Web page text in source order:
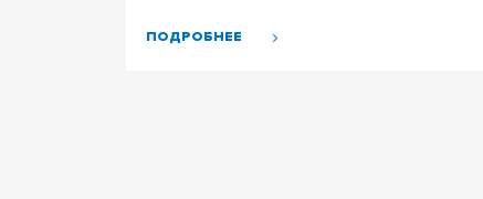
ПОДРОБНЕЕ